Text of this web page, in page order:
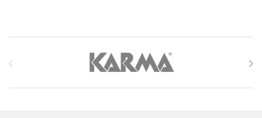
Brands Carousel